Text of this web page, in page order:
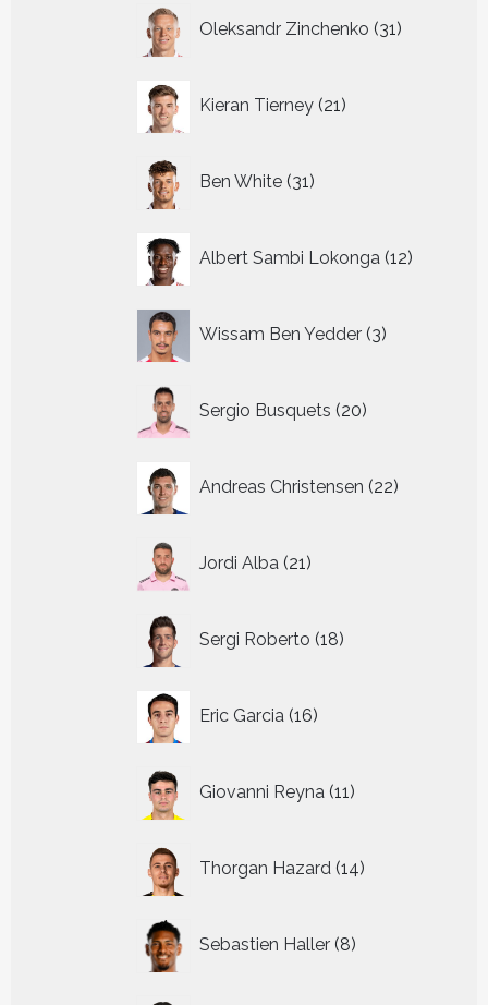
Oleksandr Zinchenko 31
producten
Kieran Tierney 21
producten
Ben White 31
producten
Albert Sambi Lokonga 12
Wissam Ben Yedder 3
producten
Sergio Busquets 20
producten
Andreas Christensen 22
producten
Jordi Alba 21
producten
Sergi Roberto 18
producten
Eric Garcia 16
producten
Giovanni Reyna 11
producten
Thorgan Hazard 14
producten
Sebastien Haller 8
producten